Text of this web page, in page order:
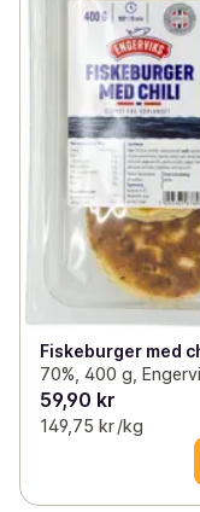
Fiskeburger med
70%, 400 g,
59,90 kr
149,75 kr /kg